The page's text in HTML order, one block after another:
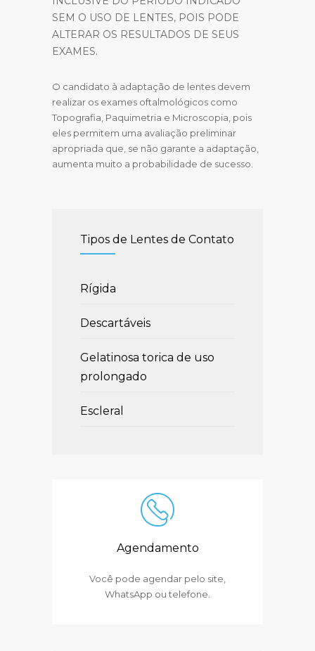
SEM O USO DE LENTES, POIS PODE
ALTERAR OS RESULTADOS DE SEUS
EXAMES.
O candidato à adaptação de lentes devem
realizar os exames oftalmológicos como
Topografia, Paquimetria e Microscopia, pois
eles permitem uma avaliação preliminar
apropriada que, se não garante a adaptação,
aumenta muito a probabilidade de sucesso.
Tipos de Lentes de Contato
Rígida
Descartáveis
Gelatinosa torica de uso
prolongado
Escleral
Agendamento
Você pode agendar pelo site,
WhatsApp ou telefone.